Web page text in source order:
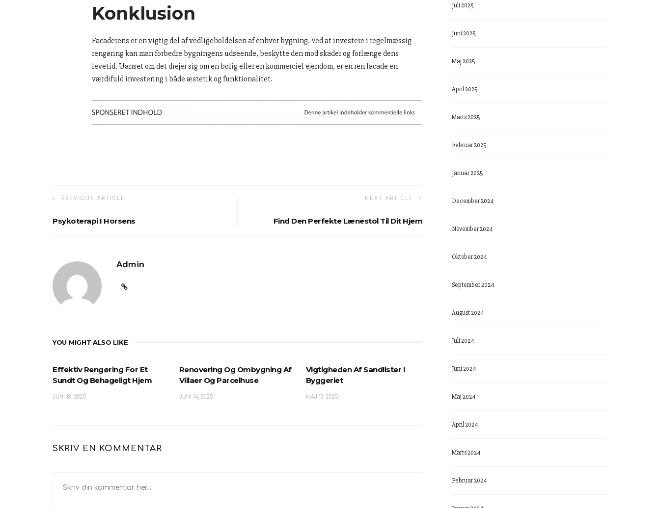
Konklusion
Facaderens er en vigtig del af vedligeholdelsen af enhver bygning. Ved at investere i regelmæssig
rengøring kan man forbedre bygningens udseende, beskytte den mod skader og forlænge dens
levetid. Uanset om det drejer sig om en bolig eller en kommerciel ejendom, er en ren facade en
værdifuld investering i både æstetik og funktionalitet.
PREVIOUS ARTICLE
Psykoterapi I Horsens
NEXT ARTICLE
Find Den Perfekte Lænestol Til Dit Hjem
Admin
YOU MIGHT ALSO LIKE
Effektiv Rengøring For Et
Sundt Og Behageligt Hjem
JUNI 18, 2025
Renovering Og Ombygning Af
Villaer Og Parcelhuse
JUNI 14, 2025
Vigtigheden Af Sandlister I
Byggeriet
MAJ 13, 2025
SKRIV EN KOMMENTAR
Juli 2025
Juni 2025
Maj 2025
April 2025
Marts 2025
Februar 2025
Januar 2025
December 2024
November 2024
Oktober 2024
September 2024
August 2024
Juli 2024
Juni 2024
Maj 2024
April 2024
Marts 2024
Februar 2024